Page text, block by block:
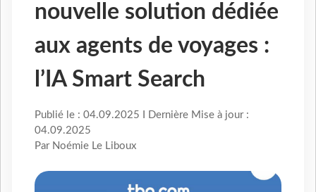
nouvelle solution dédiée
aux agents de voyages :
l’IA Smart Search
Publié le : 04.09.2025 I Dernière Mise à jour :
04.09.2025
Par Noémie Le Liboux